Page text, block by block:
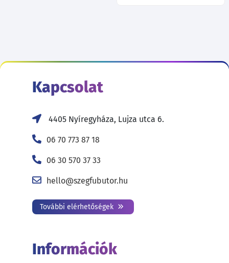
Kapcsolat
4405 Nyíregyháza, Lujza utca 6.
06 70 773 87 18
06 30 570 37 33
hello@szegfubutor.hu
További elérhetőségek
Információk